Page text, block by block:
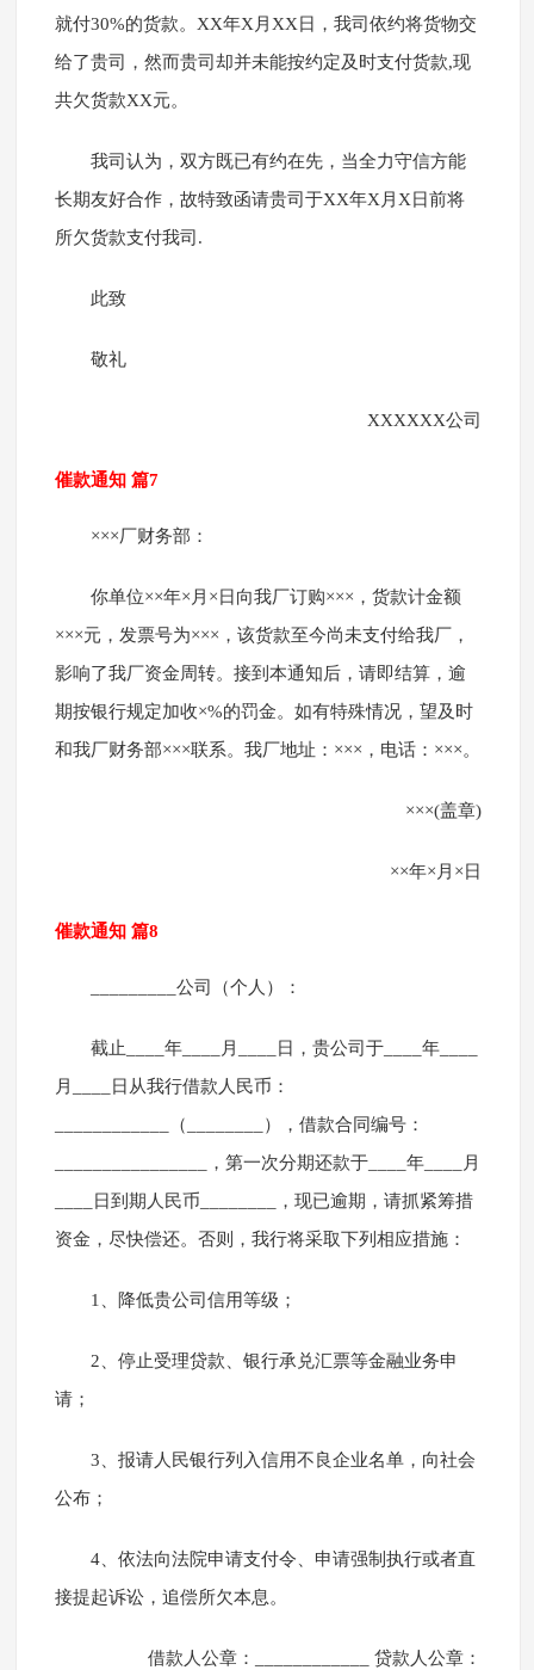
就付30%的货款。XX年X月XX日，我司依约将货物交
给了贵司，然而贵司却并未能按约定及时支付货款,现
共欠货款XX元。
我司认为，双方既已有约在先，当全力守信方能
长期友好合作，故特致函请贵司于XX年X月X日前将
所欠货款支付我司.
此致
敬礼
XXXXXX公司
催款通知 篇7
×××厂财务部：
你单位××年×月×日向我厂订购×××，货款计金额
×××元，发票号为×××，该货款至今尚未支付给我厂，
影响了我厂资金周转。接到本通知后，请即结算，逾
期按银行规定加收×%的罚金。如有特殊情况，望及时
和我厂财务部×××联系。我厂地址：×××，电话：×××。
×××(盖章)
××年×月×日
催款通知 篇8
_________公司（个人）：
截止____年____月____日，贵公司于____年____
月____日从我行借款人民币：
____________（________），借款合同编号：
________________，第一次分期还款于____年____月
____日到期人民币________，现已逾期，请抓紧筹措
资金，尽快偿还。否则，我行将采取下列相应措施：
1、降低贵公司信用等级；
2、停止受理贷款、银行承兑汇票等金融业务申
请；
3、报请人民银行列入信用不良企业名单，向社会
公布；
4、依法向法院申请支付令、申请强制执行或者直
接提起诉讼，追偿所欠本息。
借款人公章：____________ 贷款人公章：